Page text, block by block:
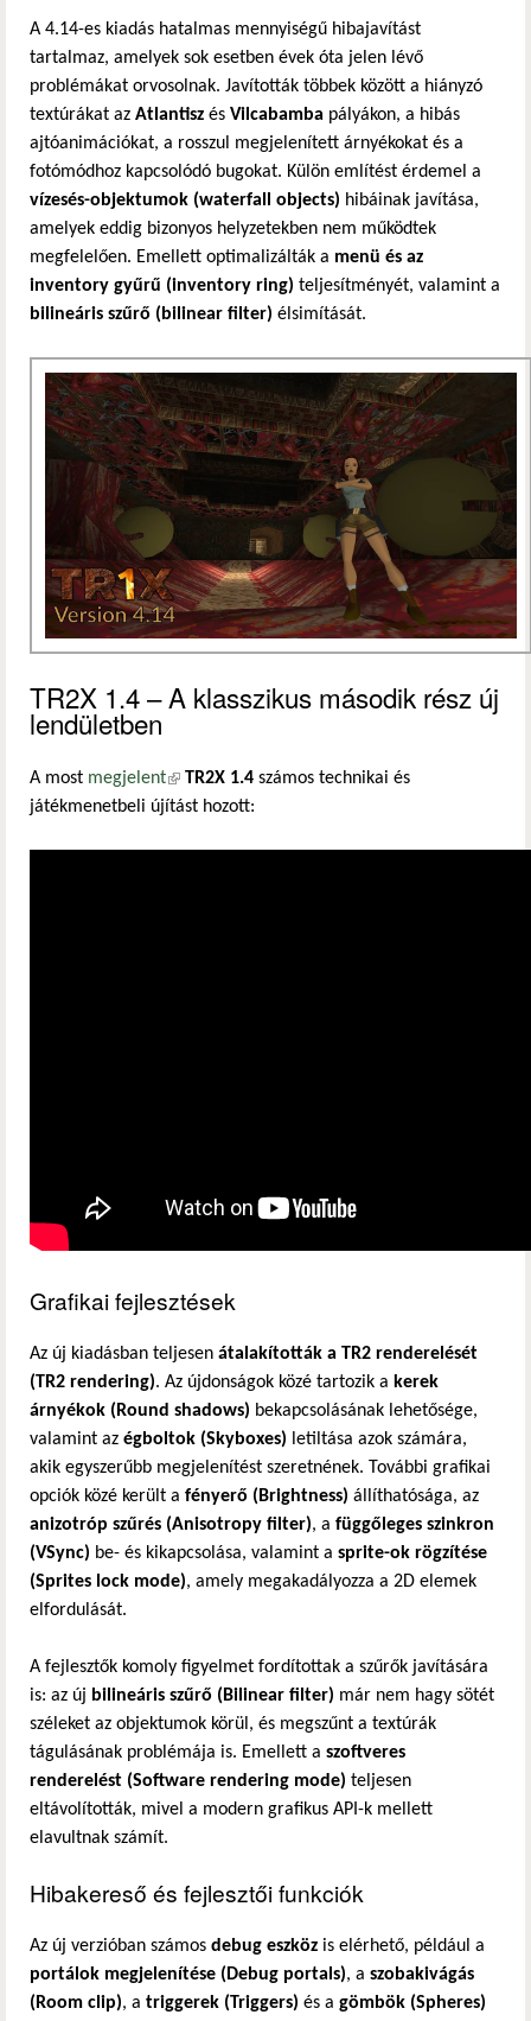
A 4.14-es kiadás hatalmas mennyiségű hibajavítást
tartalmaz, amelyek sok esetben évek óta jelen lévő
problémákat orvosolnak. Javították többek között a hiányzó
textúrákat az Atlantisz és Vilcabamba pályákon, a hibás
ajtóanimációkat, a rosszul megjelenített árnyékokat és a
fotómódhoz kapcsolódó bugokat. Külön említést érdemel a
vízesés-objektumok (waterfall objects) hibáinak javítása,
amelyek eddig bizonyos helyzetekben nem működtek
megfelelően. Emellett optimalizálták a menü és az
inventory gyűrű (inventory ring) teljesítményét, valamint a
bilineáris szűrő (bilinear filter) élsimítását.
TR2X 1.4 – A klasszikus második rész új
lendületben
A most megjelent(külső hivatkozás)
TR2X 1.4 számos technikai és
játékmenetbeli újítást hozott:
Grafikai fejlesztések
Az új kiadásban teljesen átalakították a TR2 renderelését
(TR2 rendering). Az újdonságok közé tartozik a kerek
árnyékok (Round shadows) bekapcsolásának lehetősége,
valamint az égboltok (Skyboxes) letiltása azok számára,
akik egyszerűbb megjelenítést szeretnének. További grafikai
opciók közé került a fényerő (Brightness) állíthatósága, az
anizotróp szűrés (Anisotropy filter), a függőleges szinkron
(VSync) be- és kikapcsolása, valamint a sprite-ok rögzítése
(Sprites lock mode), amely megakadályozza a 2D elemek
elfordulását.
A fejlesztők komoly figyelmet fordítottak a szűrők javítására
is: az új bilineáris szűrő (Bilinear filter) már nem hagy sötét
széleket az objektumok körül, és megszűnt a textúrák
tágulásának problémája is. Emellett a szoftveres
renderelést (Software rendering mode) teljesen
eltávolították, mivel a modern grafikus API-k mellett
elavultnak számít.
Hibakereső és fejlesztői funkciók
Az új verzióban számos debug eszköz is elérhető, például a
portálok megjelenítése (Debug portals), a szobakivágás
(Room clip), a triggerek (Triggers) és a gömbök (Spheres)